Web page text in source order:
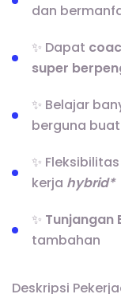
dan
✨ Dapat
super
✨ Belajar
berguna
✨
kerja hybrid*
✨ Tunjangan
tambahan
Deskripsi